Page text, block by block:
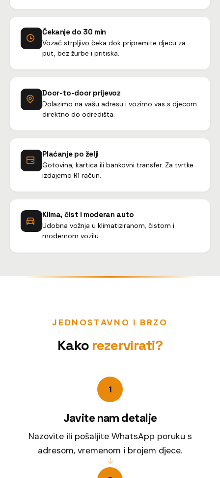
Čekanje do 30 min
Vozač strpljivo čeka dok pripremite djecu za
put, bez žurbe i pritiska.
Door-to-door prijevoz
Dolazimo na vašu adresu i vozimo vas s djecom
direktno do odredišta.
Plaćanje po želji
Gotovina, kartica ili bankovni transfer. Za tvrtke
izdajemo R1 račun.
Klima, čist i moderan auto
Udobna vožnja u klimatiziranom, čistom i
modernom vozilu.
JEDNOSTAVNO I BRZO
Kako rezervirati?
1
Javite nam detalje
Nazovite ili pošaljite WhatsApp poruku s
adresom, vremenom i brojem djece.